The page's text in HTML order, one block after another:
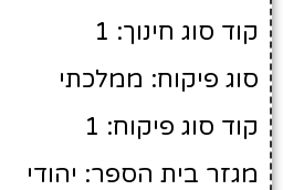
קוד סוג חינוך: 1
סוג פיקוח: ממלכתי
קוד סוג פיקוח: 1
מגזר בית הספר: יהודי